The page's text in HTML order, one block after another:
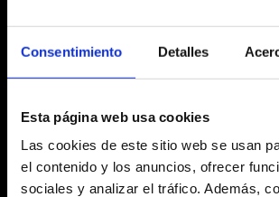
Consentimiento Detalles
Esta página web usa cookies
Las cookies de este sitio web se usan
el contenido y los anuncios, ofrecer
sociales y analizar el tráfico. Además,
errores técnicos en la transmisión
comunicaciones electrónicas, así
cualquier tratamiento que sea
Detectar o impedir la utilización
Cualquier otra finalidad que sea